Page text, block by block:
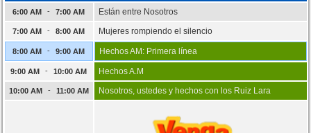
6:00 AM
- 7:00 AM Están entre Nosotros
7:00 AM - 8:00 AM Mujeres rompiendo el silencio
8:00 AM - 9:00 AM Hechos AM: Primera línea
9:00 AM - 10:00 AM Hechos A.M
10:00 AM - 11:00 AM Nosotros, ustedes y hechos con los Ruiz Lara